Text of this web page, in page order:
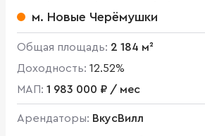
м. Новые Черёмушки
Общая площадь: 2 184 м²
Доходность: 12.52%
МАП: 1 983 000 ₽ / мес
Арендаторы: ВкусВилл